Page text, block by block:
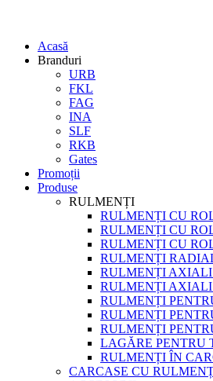
Acasă
Branduri
URB
FKL
FAG
INA
SLF
RKB
Gates
Promoții
Produse
RULMENȚI
RULMENȚI CU
RULMENȚI CU
RULMENȚI CU
RULMENȚI
RULMENȚI
RULMENȚI
RULMENȚI
RULMENȚI
RULMENȚI
LAGĂRE PENTRU
RULMENȚI ÎN
CARCASE CU